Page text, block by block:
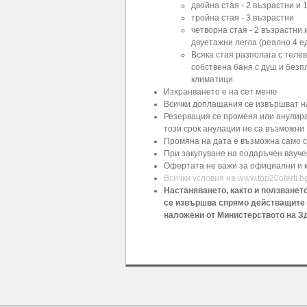
двойна стая - 2 възрастни и
тройна стая - 3 възрастни
четворна стая - 2 възрастни
двуетажни легла (реално 4
Всяка стая разполага с
собствена баня с душ и
климатици.
Изхранването е на сет меню
Всички доплащания се извършват
Резервация се променя или
този срок анулации не са възможни
Промяна на дата е възможна само
При закупуване на подаръчен
Офертата не важи за официални и
Всички условия на
Настаняването, както и
се извършва спрямо
наложени от Министерството на